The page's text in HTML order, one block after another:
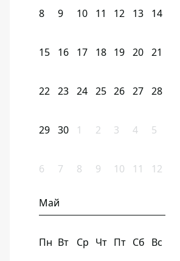
8 9 10 11 12 13 14
15 16 17 18 19 20 21
22 23 24 25 26 27 28
29 30 1 2 3 4 5
6 7 8 9 10 11 12
Май
Пн Вт Ср Чт Пт Сб Вс